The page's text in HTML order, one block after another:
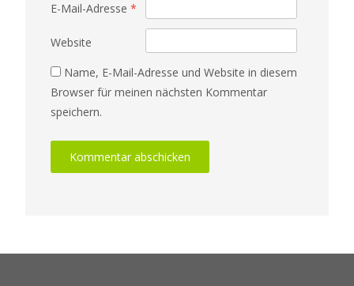
E-Mail-Adresse *
Website
Name, E-Mail-Adresse und Website in diesem
Browser für meinen nächsten Kommentar
speichern.